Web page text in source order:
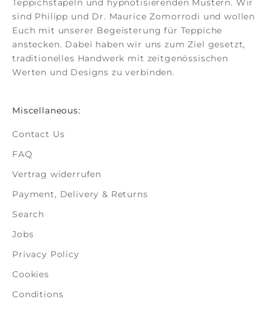
Teppichstapeln und hypnotisierenden Mustern. Wir
sind Philipp und Dr. Maurice Zomorrodi und wollen
Euch mit unserer Begeisterung für Teppiche
anstecken. Dabei haben wir uns zum Ziel gesetzt,
traditionelles Handwerk mit zeitgenössischen
Werten und Designs zu verbinden.
Miscellaneous:
Contact Us
FAQ
Vertrag widerrufen
Payment, Delivery & Returns
Search
Jobs
Privacy Policy
Cookies
Conditions